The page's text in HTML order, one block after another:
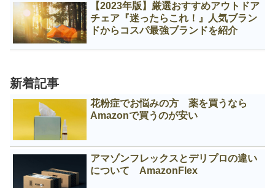
【2023年版】厳選おすすめアウトドア
チェア『迷ったらこれ！』人気ブラン
ドからコスパ最強ブランドを紹介
新着記事
花粉症でお悩みの方 薬を買うなら
Amazonで買うのが安い
アマゾンフレックスとデリプロの違い
について AmazonFlex